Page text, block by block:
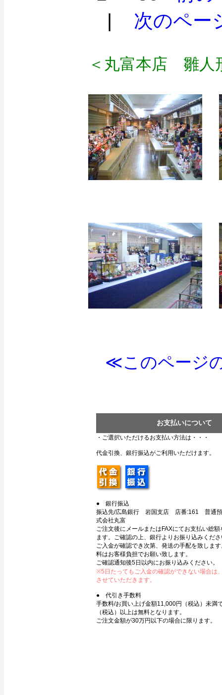
| 次のペー
＜丸富本店 雛人
≪このページ
お支払いについて
・ご選択いただけるお支払い方法は・・・
代金引換、銀行振込がご利用いただけます。
● 銀行振込
振込先/広島銀行 岩国支店 店番:161 普通
式会社丸富
ご注文後にメールまたはFAXにてお支払い総
ます。ご確認の上、銀行よりお振り込みくだ
ご入金が確認でき次第、発送の手配を致しま
料はお客様負担でお願い致します。
ご確認通知後5日以内にお振り込みください。
※5日たってもご入金の確認ができない場合は
させていただきます。
● 代引き手数料
手数料/お買い上げ金額11,000円（税込）未満
（税込）以上は無料となります。
ご注文金額が30万円以下の場合に限ります。